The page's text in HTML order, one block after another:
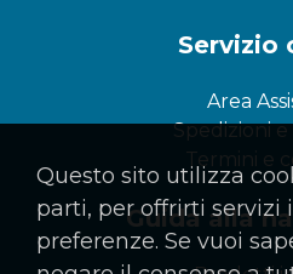
Servizio
Area
Spedizioni
Termini e
Guida alla
Questo sito utilizza
parti, per offrirti servizi
preferenze. Se vuoi